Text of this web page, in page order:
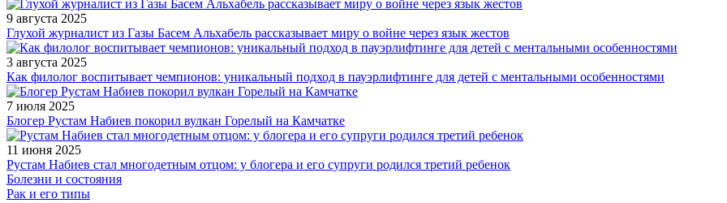
9 августа 2025
Глухой журналист из Газы Басем Альхабель рассказывает миру о войне через язык жестов
3 августа 2025
Как филолог воспитывает чемпионов: уникальный подход в пауэрлифтинге для детей с ментальными особенностями
7 июля 2025
Блогер Рустам Набиев покорил вулкан Горелый на Камчатке
11 июня 2025
Рустам Набиев стал многодетным отцом: у блогера и его супруги родился третий ребенок
Болезни и состояния
Рак и его типы